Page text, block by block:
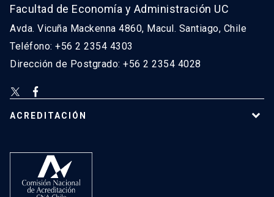
Facultad de Economía y Administración UC
Avda. Vicuña Mackenna 4860, Macul. Santiago, Chile
Teléfono: +56 2 2354 4303
Dirección de Postgrado: +56 2 2354 4028
ACREDITACIÓN